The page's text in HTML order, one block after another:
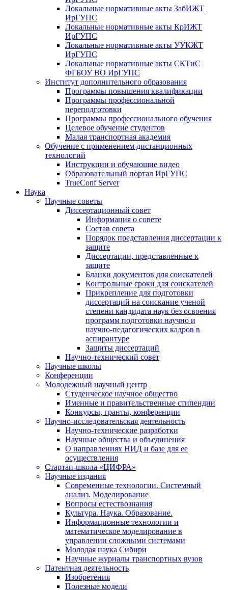
Локальные нормативные акты ЗабИЖТ
ИрГУПС
Локальные нормативные акты КрИЖТ
ИрГУПС
Локальные нормативные акты УУКЖТ
ИрГУПС
Локальные нормативные акты СКТиС
ФГБОУ ВО ИрГУПС
Институт дополнительного образования
Программы повышения квалификации
Программы профессиональной
переподготовки
Программы профессионального обучения
Целевое обучение студентов
Малая транспортная академия
Обучение с применением дистанционных
технологий
Инструкции и обучающие видео
Образовательный портал ИрГУПС
TrueConf Server
Наука
Научные советы
Диссертационный совет
Информация о совете
Состав совета
Порядок представления диссертации к
защите
Диссертации, представленные к
защите
Бланки документов для соискателей
Контрольные сроки для соискателей
Прикрепление для подготовки
диссертаций на соискание ученой
степени кандидата наук без освоения
программ подготовки научно и
научно-педагогических кадров в
аспирантуре
Защиты диссертаций
Научно-технический совет
Научные школы
Конференции
Молодежный научный центр
Студенческое научное общество
Именные и правительственные стипендии
Конкурсы, гранты, конференции
Научно-исследовательская деятельность
Научно-технические разработки
Научные общества и объединения
О направлениях НИД и базе для ее
осуществления
Стартап-школа «ЦИФРА»
Научные издания
Современные технологии. Системный
анализ. Моделирование
Вопросы естествознания
Культура. Наука. Образование.
Информационные технологии и
математическое моделирование в
управлении сложными системами
Молодая наука Сибири
Научные журналы транспортных вузов
Патентная деятельность
Изобретения
Полезные модели